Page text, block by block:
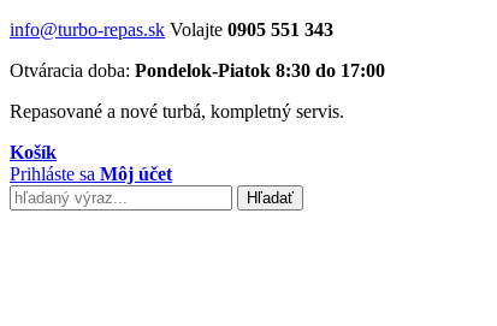
info@turbo-repas.sk Volajte 0905 551 343
Otváracia doba: Pondelok-Piatok 8:30 do 17:00
Repasované a nové turbá, kompletný servis.
Košík
Prihláste sa Môj účet